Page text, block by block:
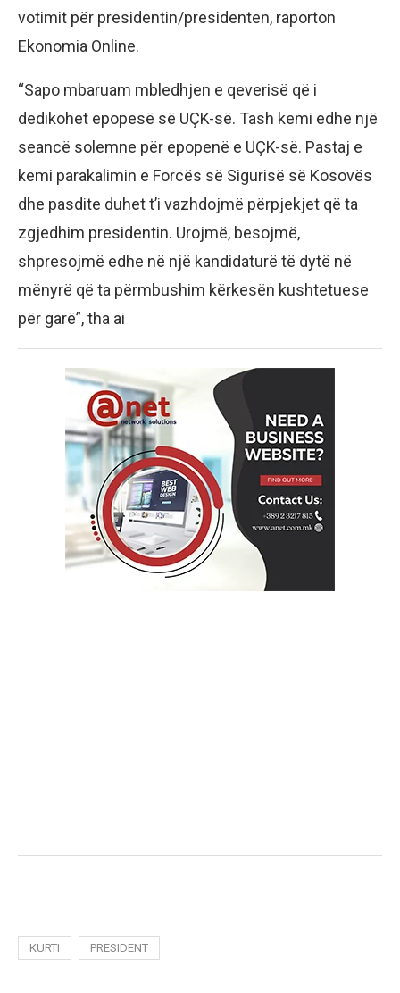
votimit për presidentin/presidenten, raporton
Ekonomia Online.
“Sapo mbaruam mbledhjen e qeverisë që i
dedikohet epopesë së UÇK-së. Tash kemi edhe një
seancë solemne për epopenë e UÇK-së. Pastaj e
kemi parakalimin e Forcës së Sigurisë së Kosovës
dhe pasdite duhet t’i vazhdojmë përpjekjet që ta
zgjedhim presidentin. Urojmë, besojmë,
shpresojmë edhe në një kandidaturë të dytë në
mënyrë që ta përmbushim kërkesën kushtetuese
për garë”, tha ai
KURTI PRESIDENT